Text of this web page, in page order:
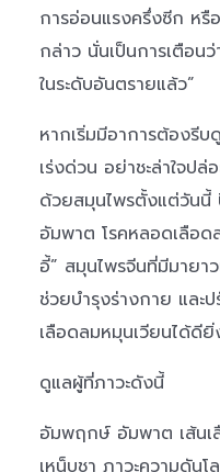
การอ่อนแรงครึ่งซีก
กล่าว นั่นเป็นการเตือน
ในระดับอันตรายแล้ว”
หากเริ่มมีอาการต้องรี
เร่งด่วน อย่าชะล่าใจป
ด้วยสมุนไพรตั้งแต่วันนี้
อัมพาต โรคหลอดเลือ
อี้” สมุนไพรจีนที่มีมายา
ช่วยบำรุงร่างกาย และ
เลือดลมหมุนเวียนได้ดี
ดูแลผู้ที่ภาวะดังนี้
อัมพฤกษ์ อัมพาต เส้น
เหน็บชา ภาวะความดันโ